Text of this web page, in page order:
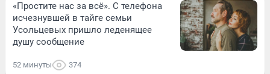
«Простите нас за всё». С телефона
исчезнувшей в тайге семьи
Усольцевых пришло леденящее
душу сообщение
52 минуты 374